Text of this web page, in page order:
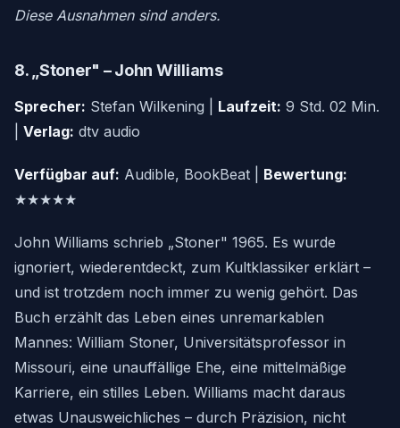
Diese Ausnahmen sind anders.
8. „Stoner" – John Williams
Sprecher: Stefan Wilkening | Laufzeit: 9 Std. 02 Min.
Verlag: dtv audio
Verfügbar auf: Audible, BookBeat | Bewertung:
★★★★★
John Williams schrieb „Stoner" 1965. Es wurde
ignoriert, wiederentdeckt, zum Kultklassiker erklärt –
und ist trotzdem noch immer zu wenig gehört. Das
Buch erzählt das Leben eines unremarkablen
Mannes: William Stoner, Universitätsprofessor in
Missouri, eine unauffällige Ehe, eine mittelmäßige
Karriere, ein stilles Leben. Williams macht daraus
etwas Unausweichliches – durch Präzision, nicht